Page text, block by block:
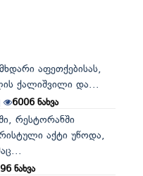
აფეთქებისას,
ქალიშვილი და...
6006ნახვა
რესტორანში
აქტი უწოდა,
ნახვა